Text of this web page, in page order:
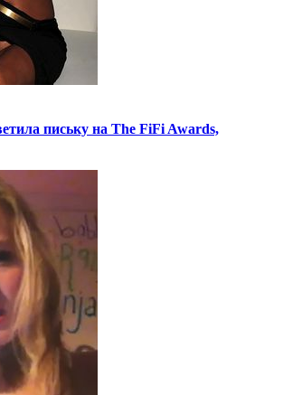
письку на The FiFi Awards,